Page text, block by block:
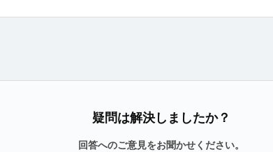
疑問は解決しましたか？
回答へのご意見をお聞かせください。